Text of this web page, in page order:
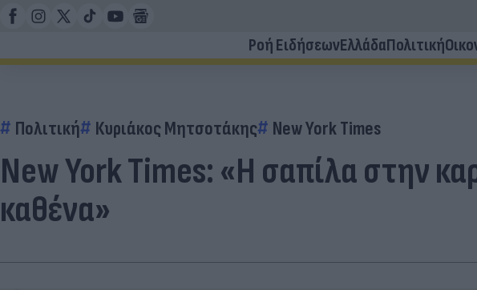
Ροή ΕιδήσεωνΕλλάδαΠολιτική
Πολιτική Κυριάκος Μητσοτάκης New York Times
New York Times: «Η σαπίλα στην
καθένα»